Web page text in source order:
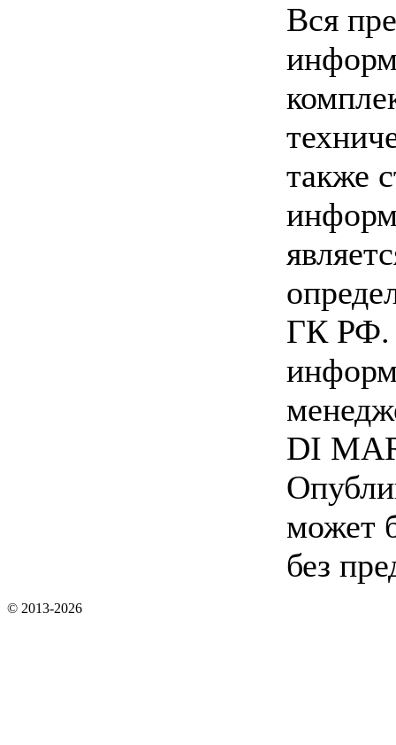
Вся
также
ГК РФ.
DI
может
без
© 2013-2026